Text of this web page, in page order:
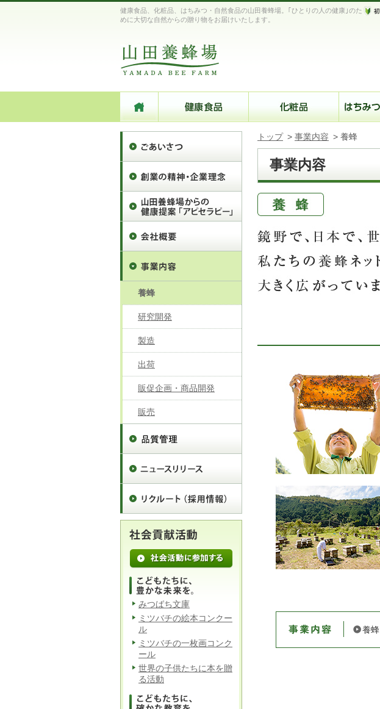
健康食品、化粧品、はちみつ・自然食品の山田養蜂場。｢ひとりの人の健康｣のた
めに大切な自然からの贈り物をお届けいたします。
トップ > 事業内容 > 養蜂
事業内容
養蜂
養蜂
研究開発
製造
出荷
販促企画・商品開発
販売
みつばち文庫
ミツバチの絵本コンクー
ル
ミツバチの一枚画コンク
ール
世界の子供たちに本を贈
る活動